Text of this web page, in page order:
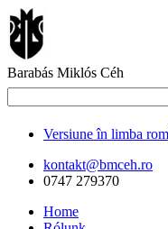
Barabás Miklós Céh
Versiune în limba
kontakt@bmceh.ro
0747 279370
Home